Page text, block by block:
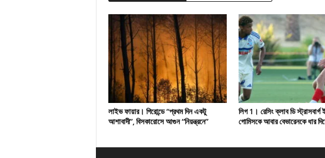
লাইভ ফায়ার। গিরোন্ডে “প্রথম দিন একটু
আশাবাদী”, বিসকারোসে আগুন “নিয়ন্ত্রনে”
লিগ 1। রেসিং ক্লাব ডি স্ট্রাসবার্গ
গোমিসকে আবার বেভারেনকে ধার